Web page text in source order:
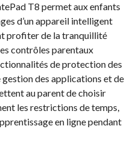
T8 permet aux enfants
d’un appareil intelligent
profiter de la tranquillité
contrôles parentaux
de protection des
des applications et de
au parent de choisir
les restrictions de temps,
en ligne pendant